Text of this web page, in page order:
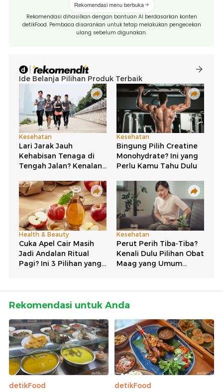
Rekomendasi menu berbuka
Rekomendasi dihasilkan dengan bantuan AI berdasarkan konten
detikFood. Pembaca disarankan untuk tetap melakukan pengecekan
ulang sebelum digunakan.
Rekomendasi untuk Anda
detikFood
detikFood